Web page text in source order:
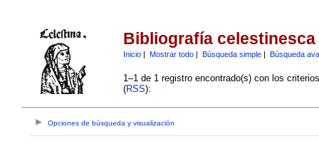
Bibliografía celestinesca
Inicio| Mostrar todo| Búsqueda simple| Búsqueda
1–1 de 1 registro encontrado(s) con los
(RSS):
Opciones de búsqueda y visualización